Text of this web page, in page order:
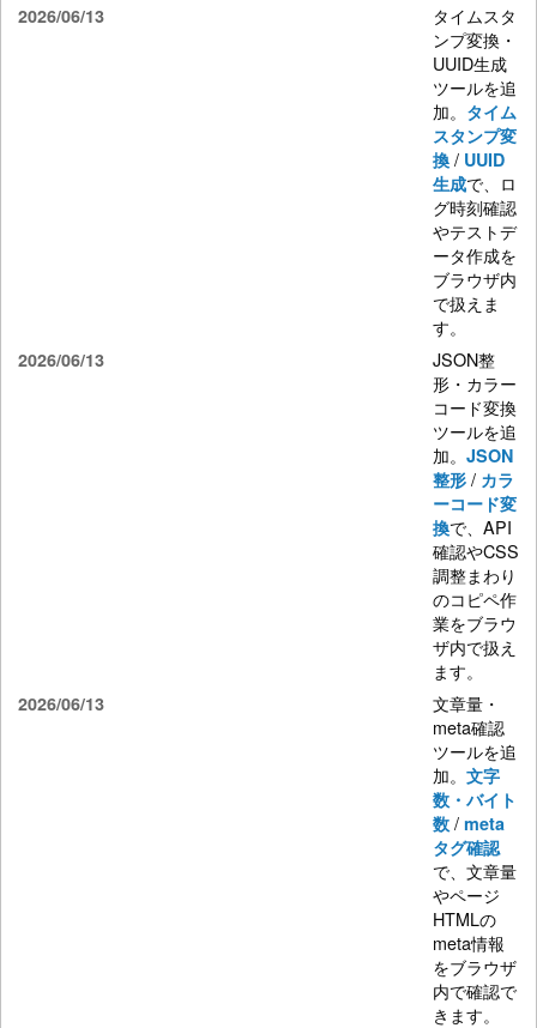
2026/06/13
タイムスタ
ンプ変換・
UUID生成
ツールを追
加。 タイム
スタンプ変
換 / UUID
生成で、ロ
グ時刻確認
やテストデ
ータ作成を
ブラウザ内
で扱えま
す。
2026/06/13
JSON整
形・カラー
コード変換
ツールを追
加。JSON
整形 / カラ
ーコード変
換で、API
確認やCSS
調整まわり
のコピペ作
業をブラウ
ザ内で扱え
ます。
2026/06/13
文章量・
meta確認
ツールを追
加。文字
数・バイト
数 /meta
タグ確認
で、文章量
やページ
HTMLの
meta情報
をブラウザ
内で確認で
きます。